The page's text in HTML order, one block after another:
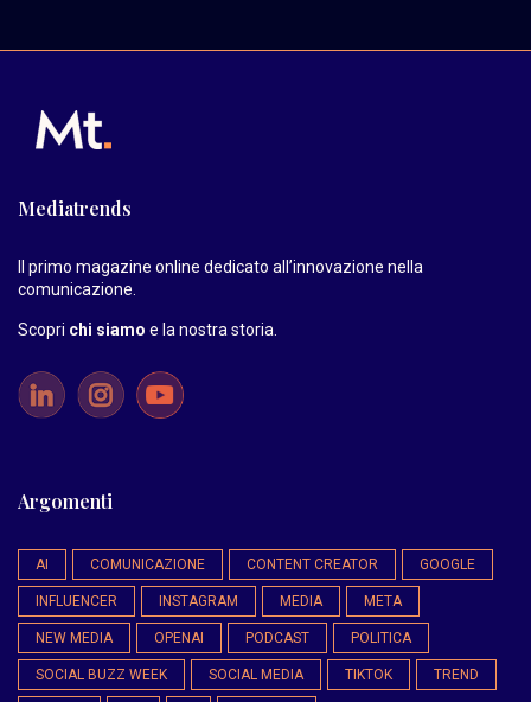
Mediatrends
Il primo magazine online dedicato all’innovazione nella
comunicazione.
Scopri chi siamo e la nostra storia
Argomenti
AI COMUNICAZIONE CONTENT CREATOR GOOGLE
INFLUENCER INSTAGRAM MEDIA META
NEW MEDIA OPENAI PODCAST POLITICA
SOCIAL BUZZ WEEK SOCIAL MEDIA TIKTOK TREND